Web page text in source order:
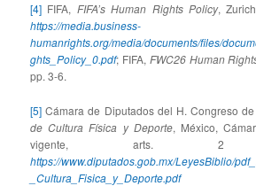
[4] FIFA, FIFA’s Human Rights Policy,
https://media.business-
humanrights.org/media/documents/files/
ghts_Policy_0.pdf; FIFA, FWC26 Human
pp. 3-6.
[5] Cámara de Diputados del H. Congreso
de Cultura Física y Deporte, México,
vigente,
https://www.diputados.gob.mx/LeyesBiblio/
_Cultura_Fisica_y_Deporte.pdf